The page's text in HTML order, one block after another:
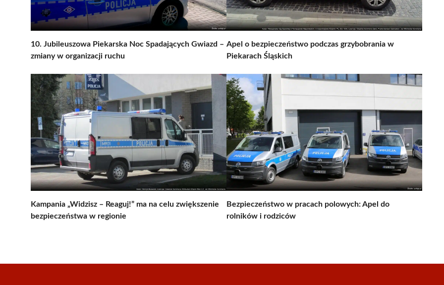
10. Jubileuszowa Piekarska Noc Spadających Gwiazd –
zmiany w organizacji ruchu
Apel o bezpieczeństwo podczas grzybobrania w
Piekarach Śląskich
Kampania „Widzisz – Reaguj!” ma na celu zwiększenie
bezpieczeństwa w regionie
Bezpieczeństwo w pracach polowych: Apel do
rolników i rodziców